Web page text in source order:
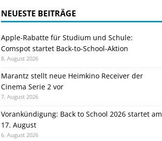
NEUESTE BEITRÄGE
Apple-Rabatte für Studium und Schule:
Comspot startet Back-to-School-Aktion
8. August 2026
Marantz stellt neue Heimkino Receiver der
Cinema Serie 2 vor
7. August 2026
Vorankündigung: Back to School 2026 startet am
17. August
6. August 2026